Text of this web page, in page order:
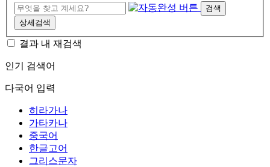
검색
상세검색
결과 내 재검색
인기 검색어
다국어 입력
히라가나
가타카나
중국어
한글고어
그리스문자